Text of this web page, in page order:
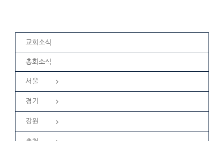
교회소식
총회소식
서울
경기
강원